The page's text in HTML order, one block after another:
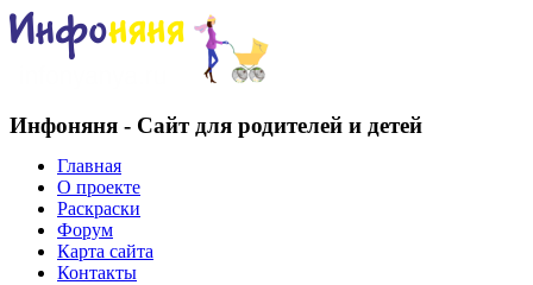
Инфоняня - Сайт для родителей и детей
Главная
О проекте
Раскраски
Форум
Карта сайта
Контакты